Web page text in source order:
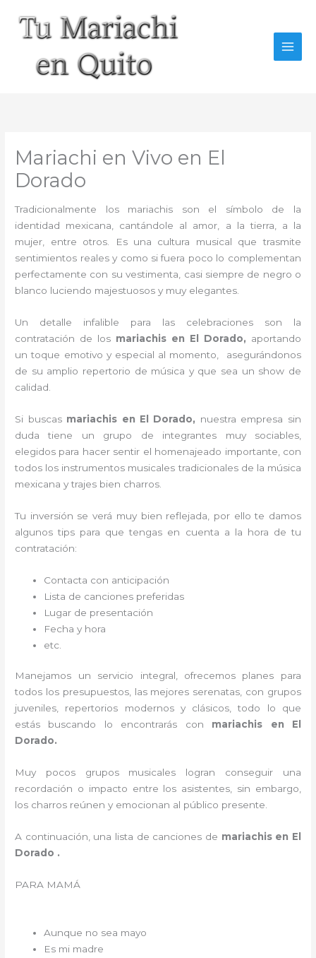
contenido
Mariachi en Vivo en El
Dorado
Tradicionalmente los mariachis son el símbolo de la
identidad mexicana, cantándole al amor, a la tierra, a la
mujer, entre otros. Es una cultura musical que trasmite
sentimientos reales y como si fuera poco lo complementan
perfectamente con su vestimenta, casi siempre de negro o
blanco luciendo majestuosos y muy elegantes.
Un detalle infalible para las celebraciones son la
contratación de los mariachis en El Dorado, aportando
un toque emotivo y especial al momento, asegurándonos
de su amplio repertorio de música y que sea un show de
calidad.
Si buscas mariachis en El Dorado, nuestra empresa sin
duda tiene un grupo de integrantes muy sociables,
elegidos para hacer sentir el homenajeado importante, con
todos los instrumentos musicales tradicionales de la música
mexicana y trajes bien charros.
Tu inversión se verá muy bien reflejada, por ello te damos
algunos tips para que tengas en cuenta a la hora de tu
contratación:
Contacta con anticipación
Lista de canciones preferidas
Lugar de presentación
Fecha y hora
etc.
Manejamos un servicio integral, ofrecemos planes para
todos los presupuestos, las mejores serenatas, con grupos
juveniles, repertorios modernos y clásicos, todo lo que
estás buscando lo encontrarás con mariachis en El
Dorado.
Muy pocos grupos musicales logran conseguir una
recordación o impacto entre los asistentes, sin embargo,
los charros reúnen y emocionan al público presente.
A continuación, una lista de canciones de mariachis en El
Dorado .
PARA MAMÁ
Aunque no sea mayo
Es mi madre